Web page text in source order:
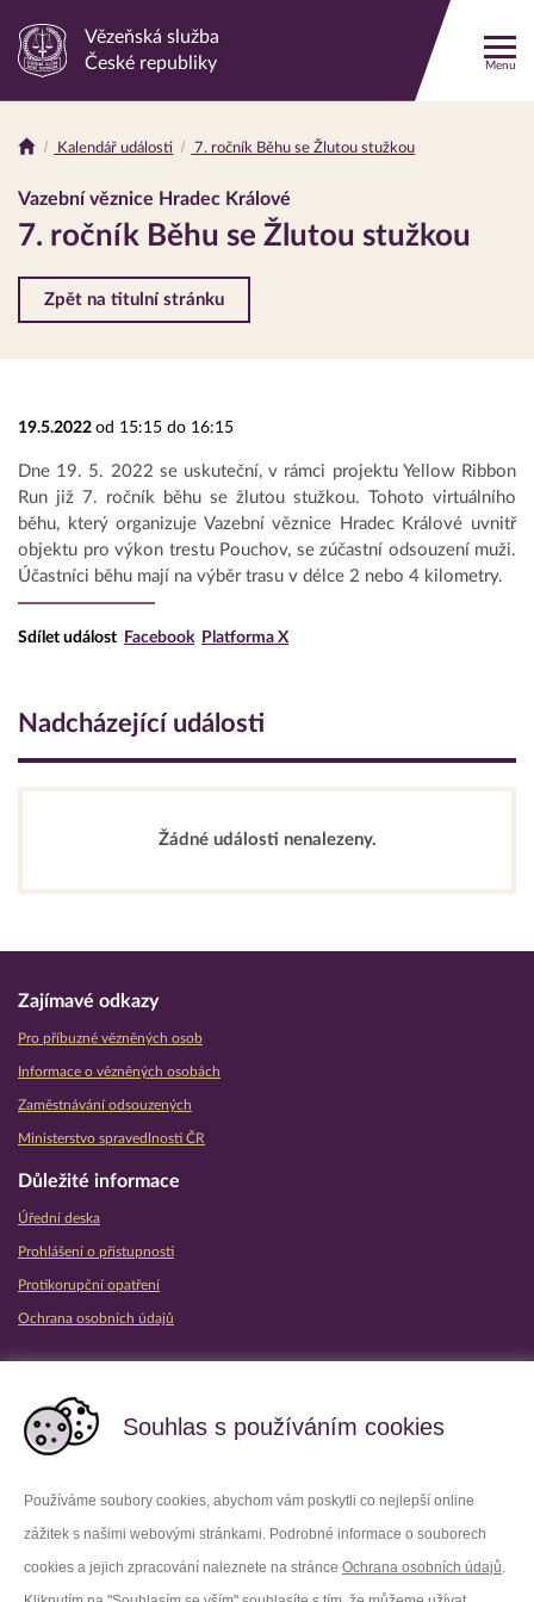
Souhlas s používáním cookies
Používáme soubory cookies, abychom vám poskytli co nejlepší online
zážitek s našimi webovými stránkami. Podrobné informace o souborech
cookies a jejich zpracování naleznete na stránce Ochrana osobních údajů.
Odkaz
stránku
Vězeňská služba
České republiky
Menu
Drobečková
navigace
Kalendář události 7. ročník Běhu se Žlutou stužkou
Vazební věznice Hradec Králové
7. ročník Běhu se Žlutou stužkou
Zpět na titulní stránku
19.5.2022 od 15:15 do 16:15
Dne 19. 5. 2022 se uskuteční, v rámci projektu Yellow Ribbon
Run již 7. ročník běhu se žlutou stužkou. Tohoto virtuálního
běhu, který organizuje Vazební věznice Hradec Králové uvnitř
objektu pro výkon trestu Pouchov, se zúčastní odsouzení muži.
Účastníci běhu mají na výběr trasu v délce 2 nebo 4 kilometry.
Sdílet událost Facebook Platforma X
Nadcházející události
Žádné události nenalezeny.
Zajímavé odkazy
Pro příbuzné vězněných osob
Informace o vězněných osobách
Zaměstnávání odsouzených
Ministerstvo spravedlnosti ČR
Důležité informace
Úřední deska
Prohlášení o přístupnosti
Protikorupční opatření
Ochrana osobních údajů